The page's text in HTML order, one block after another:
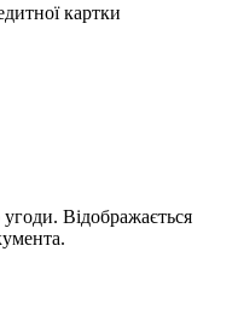
картки
Відображається